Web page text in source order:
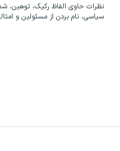
نظرات حاوی الفاظ رکیک، توهین،
سیاسی، نام بردن از مسئولین و